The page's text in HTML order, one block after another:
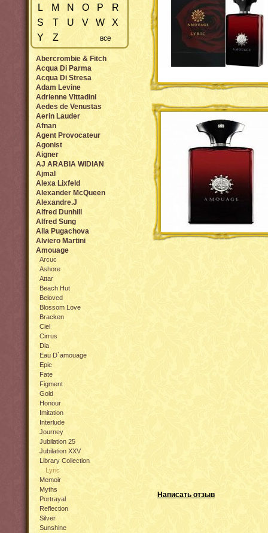
Написать отзыв
L
M N O P
R
S
T U V W
X
Y
Z все
Abercrombie & Fitch
Acqua Di Parma
Acqua Di Stresa
Adam Levine
Adrienne Vittadini
Aedes de Venustas
Aerin Lauder
Afnan
Agent Provocateur
Agonist
Aigner
AJ ARABIA WIDIAN
Ajmal
Alexa Lixfeld
Alexander McQueen
Alexandre.J
Alfred Dunhill
Alfred Sung
Alla Pugachova
Alviero Martini
Amouage
Arcuc
Ashore
Attar
Beach Hut
Beloved
Blossom Love
Bracken
Ciel
Cirrus
Dia
Eau D`amouage
Epic
Fate
Figment
Gold
Honour
Imitation
Interlude
Journey
Jubilation 25
Jubilation XXV
Library Collection
Lyric
Memoir
Myths
Portrayal
Reflection
Silver
Sunshine